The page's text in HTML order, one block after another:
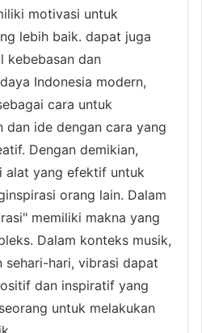
motivasi untuk
lebih baik. dapat juga
kebebasan dan
Indonesia modern,
cara untuk
dan ide dengan cara yang
Dengan demikian,
alat yang efektif untuk
orang lain. Dalam
memiliki makna yang
Dalam konteks musik,
sehari-hari, vibrasi dapat
dan inspiratif yang
untuk melakukan